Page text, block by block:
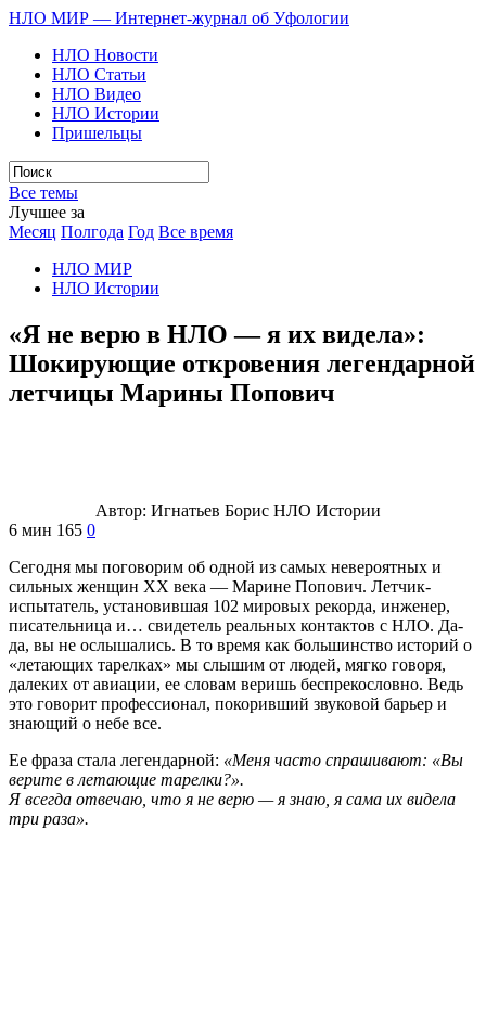
НЛО МИР — Интернет-журнал об Уфологии
НЛО Новости
НЛО Статьи
НЛО Видео
НЛО Истории
Пришельцы
Все темы
Лучшее за
Месяц Полгода Год Все время
НЛО МИР
НЛО Истории
«Я не верю в НЛО — я их видела»:
Шокирующие откровения легендарной
летчицы Марины Попович
Автор: Игнатьев Борис НЛО Истории
6 мин 165 0
Сегодня мы поговорим об одной из самых невероятных и
сильных женщин XX века — Марине Попович. Летчик-
испытатель, установившая 102 мировых рекорда, инженер,
писательница и… свидетель реальных контактов с НЛО. Да-
да, вы не ослышались. В то время как большинство историй о
«летающих тарелках» мы слышим от людей, мягко говоря,
далеких от авиации, ее словам веришь беспрекословно. Ведь
это говорит профессионал, покоривший звуковой барьер и
знающий о небе все.
Ее фраза стала легендарной: «Меня часто спрашивают: «Вы
верите в летающие тарелки?».
Я всегда отвечаю, что я не верю — я знаю, я сама их видела
три раза».